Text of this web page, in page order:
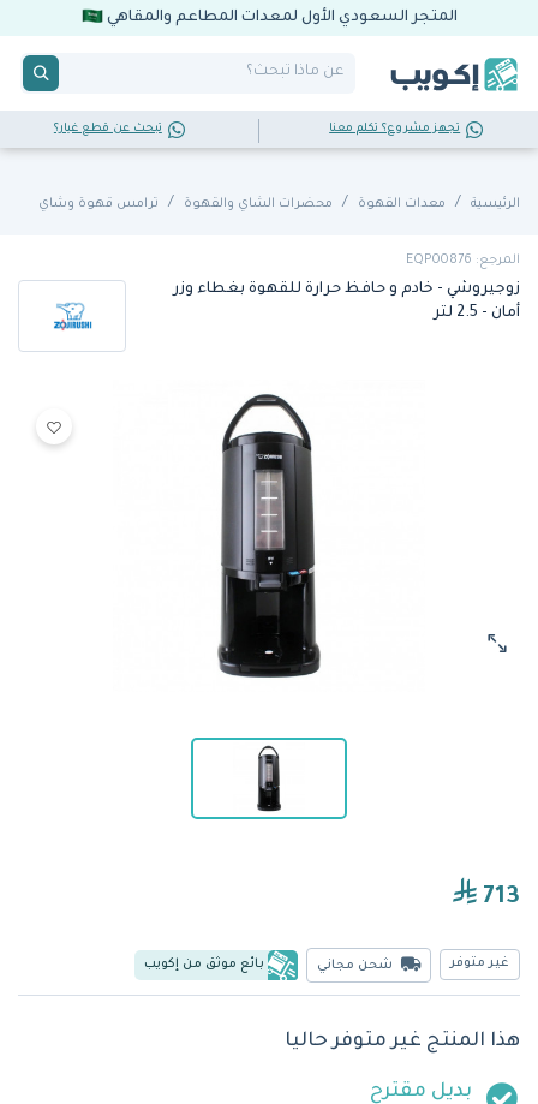
المتجر السعودي الأول لمعدات المطاعم والمقاهي
تجهز مشروع؟ تكلم معنا تبحث عن قطع غيار؟
الرئيسية معدات القهوة محضرات الشاي والقهوة ترامس قهوة وشاي
المرجع: EQP00876
زوجيروشي - خادم و حافظ حرارة للقهوة بغطاء وزر
أمان - 2.5 لتر
713
غير متوفر شحن مجاني بائع موثق من إكويب
هذا المنتج غير متوفر حاليا
بديل مقترح